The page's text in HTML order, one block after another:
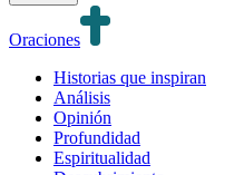
Oraciones
Historias que inspiran
Análisis
Opinión
Profundidad
Espiritualidad